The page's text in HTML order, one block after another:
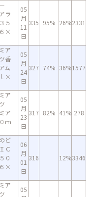
ラ
５
×
05
月
11
日
335 95% 26%2331
ア
香
ム
×
05
月
24
日
327 74% 36%1577
ア
ア
ｍ
05
月
23
日
317 82% 41% 278
ど
Ｃ
０
×
06
月
01
日
316 12%3346
ア
05